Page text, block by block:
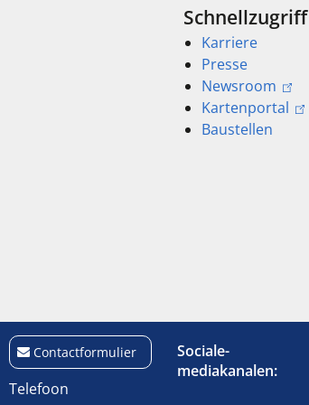
Schnellzugriff
Karriere
Presse
Newsroom
Kartenportal
Baustellen
Contactformulier
Telefoon
Sociale-
mediakanalen: